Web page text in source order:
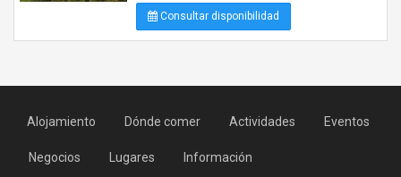
Consultar disponibilidad
Alojamiento Dónde comer Actividades Eventos
Negocios Lugares Información